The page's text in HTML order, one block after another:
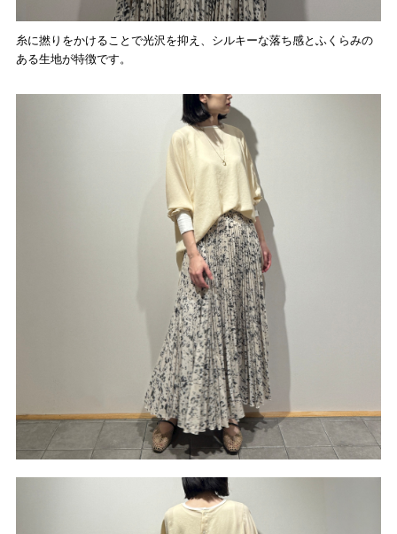
糸に撚りをかけることで光沢を抑え、シルキーな落ち感とふくらみの
ある生地が特徴です。